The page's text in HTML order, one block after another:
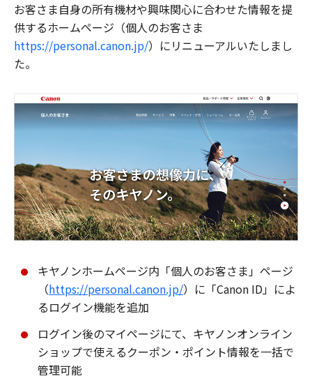
お客さま自身の所有機材や興味関心に合わせた情報を提
供するホームページ（個人のお客さま
https://personal.canon.jp/）にリニューアルいたしまし
た。
キヤノンホームページ内「個人のお客さま」ページ
（https://personal.canon.jp/）に「Canon ID」によ
るログイン機能を追加
ログイン後のマイページにて、キヤノンオンライン
ショップで使えるクーポン・ポイント情報を一括で
管理可能